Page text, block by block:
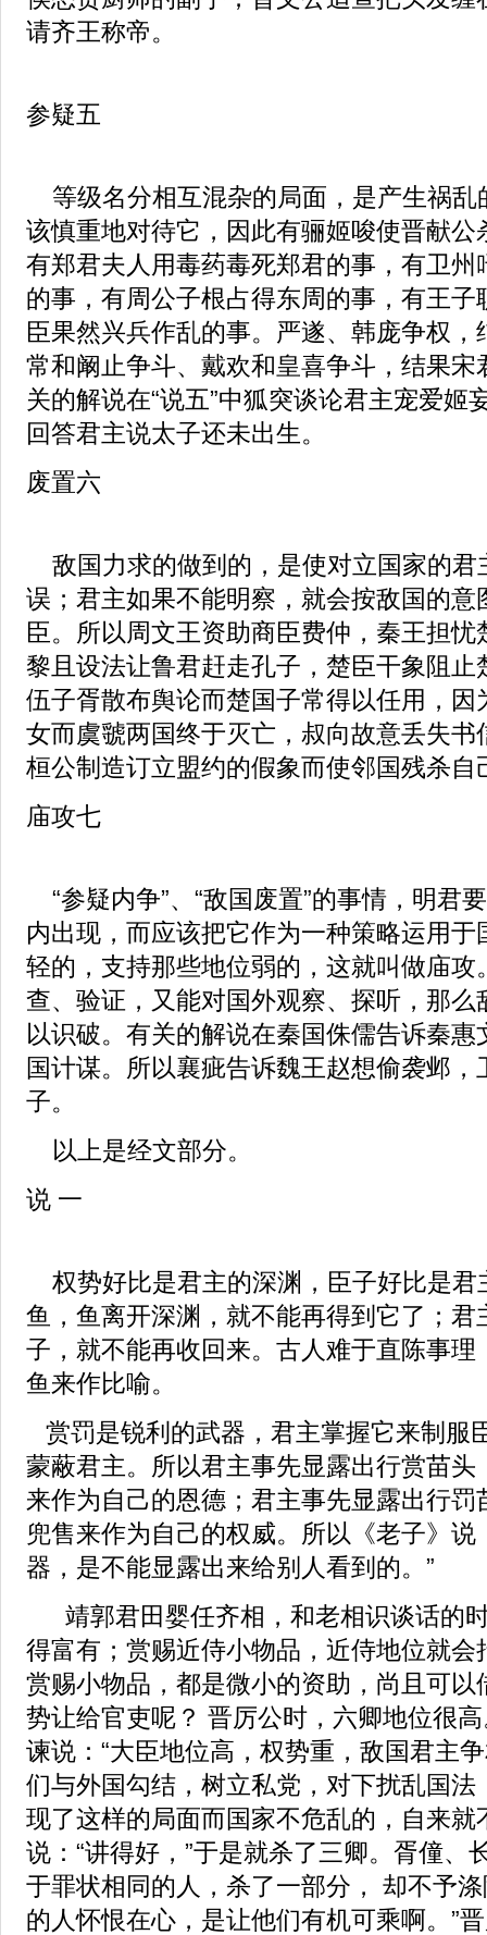
请齐王称帝。
参疑五
等级名分相互混杂的局面，是产生祸乱
该慎重地对待它，因此有骊姬唆使晋献公
有郑君夫人用毒药毒死郑君的事，有卫州
的事，有周公子根占得东周的事，有王子
臣果然兴兵作乱的事。严遂、韩庞争权
常和阚止争斗、戴欢和皇喜争斗，结果宋
关的解说在“说五”中狐突谈论君主宠爱姬
回答君主说太子还未出生。
废置六
敌国力求的做到的，是使对立国家的君
误；君主如果不能明察，就会按敌国的意
臣。所以周文王资助商臣费仲，秦王担
黎且设法让鲁君赶走孔子，楚臣干象阻止
伍子胥散布舆论而楚国子常得以任用，因
女而虞虢两国终于灭亡，叔向故意丢失书
桓公制造订立盟约的假象而使邻国残杀自
庙攻七
“参疑内争”、“敌国废置”的事情，明君
内出现，而应该把它作为一种策略运用
轻的，支持那些地位弱的，这就叫做庙攻
查、验证，又能对国外观察、探听，那么
以识破。有关的解说在秦国侏儒告诉秦
国计谋。所以襄疵告诉魏王赵想偷袭邺，
子。
以上是经文部分。
说 一
权势好比是君主的深渊，臣子好比是君
鱼，鱼离开深渊，就不能再得到它了；君
子，就不能再收回来。古人难于直陈事理
鱼来作比喻。
赏罚是锐利的武器，君主掌握它来制服
蒙蔽君主。所以君主事先显露出行赏苗头
来作为自己的恩德；君主事先显露出行罚
兜售来作为自己的权威。所以《老子》说
器，是不能显露出来给别人看到的。”
靖郭君田婴任齐相，和老相识谈话的
得富有；赏赐近侍小物品，近侍地位就会
赏赐小物品，都是微小的资助，尚且可以
势让给官吏呢？ 晋厉公时，六卿地位很
谏说：“大臣地位高，权势重，敌国君主
们与外国勾结，树立私党，对下扰乱国法
现了这样的局面而国家不危乱的，自来就
说：“讲得好，”于是就杀了三卿。胥僮、
于罪状相同的人，杀了一部分， 却不予
的人怀恨在心，是让他们有机可乘啊。”